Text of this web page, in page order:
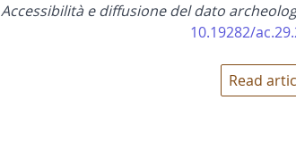
Accessibilità e diffusione del dato
10.19282/
Read